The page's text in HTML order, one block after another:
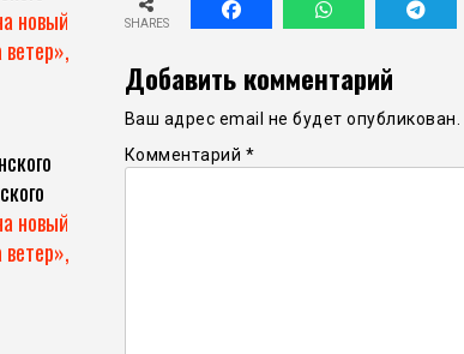
SHARES
Добавить комментарий
Ваш адрес email не будет опубликован.
Комментарий *
новый
новый